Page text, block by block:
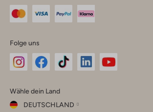
Folge uns
Instagram
Facebook
TikTok
Wähle dein Land
DEUTSCHLAND